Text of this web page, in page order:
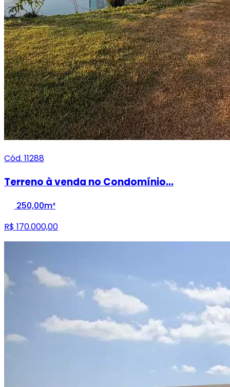
Cód. 11288
Terreno à venda no Condomínio...
250,00m²
R$ 170.000,00